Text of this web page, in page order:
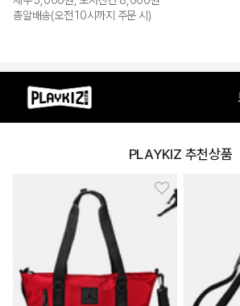
총알배송(오전 10시까지 주문 시)
PLAYKIZ 추천상품